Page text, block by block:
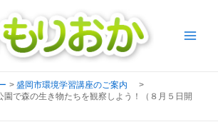
盛岡市環境学習講座のご案内
で森の生き物たちを観察しよう！（８月５日開